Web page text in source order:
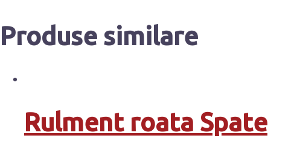
Produse similare
Rulment roata Spate